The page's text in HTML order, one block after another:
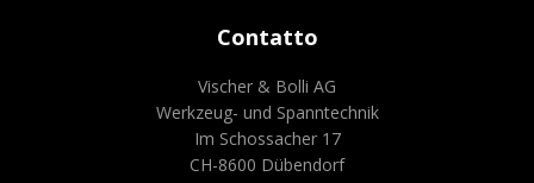
Contatto
Vischer & Bolli AG
Werkzeug- und Spanntechnik
Im Schossacher 17
CH-8600 Dübendorf